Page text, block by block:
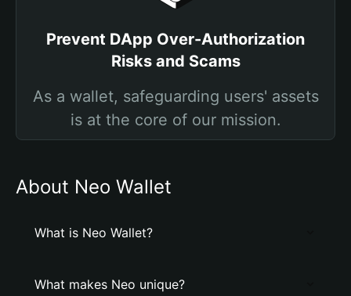
Prevent DApp Over-Authorization
Risks and Scams
As a wallet, safeguarding users' assets
is at the core of our mission.
About Neo Wallet
What is Neo Wallet?
What makes Neo unique?